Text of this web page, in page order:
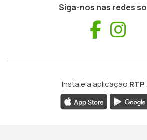
Siga-nos nas redes
Instale a aplicação